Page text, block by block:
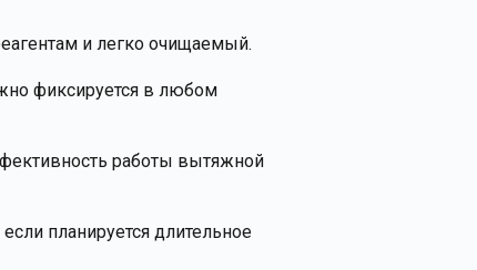
и легко очищаемый.
фиксируется в любом
работы вытяжной
планируется длительное